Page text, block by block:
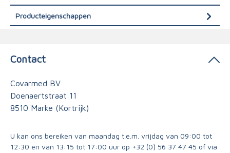
Producteigenschappen
Contact
Covarmed BV
Doenaertstraat 11
8510 Marke (Kortrijk)
U kan ons bereiken van maandag t.e.m. vrijdag van 09:00 tot
12:30 en van 13:15 tot 17:00 uur op +32 (0) 56 37 47 45 of via